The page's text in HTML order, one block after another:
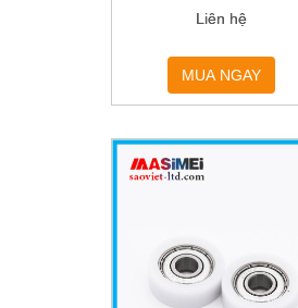
Liên hệ
MUA NGAY